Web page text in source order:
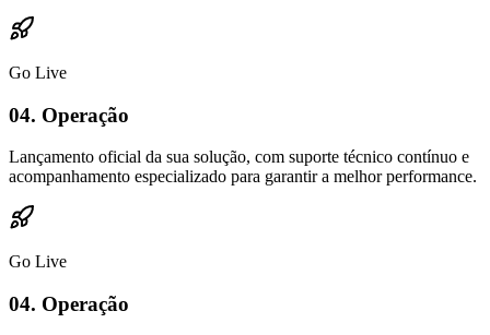
Go Live
04. Operação
Lançamento oficial da sua solução, com suporte técnico contínuo e
acompanhamento especializado para garantir a melhor performance.
Go Live
04. Operação